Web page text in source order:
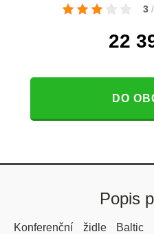
3 /
22
DO
Popis
Konferenční židle